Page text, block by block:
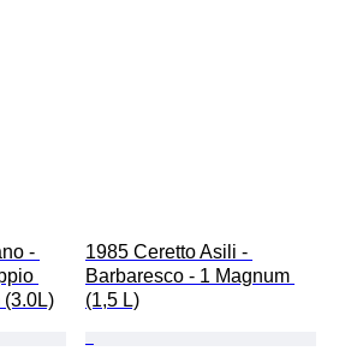
-
(3.0L)
1985 Ceretto Asili -
Barbaresco - 1 Magnum
(1,5 L)